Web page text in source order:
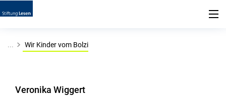
... Wir Kinder vom Bolzi
Veronika Wiggert